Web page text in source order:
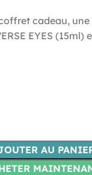
cadeau,
EYES (15ml)
AU